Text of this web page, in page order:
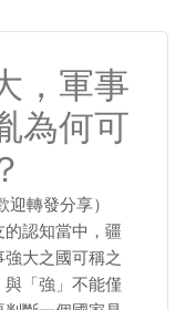
，軍事
為何可
轉發分享）
認知當中，疆
大之國可稱之
「強」不能僅